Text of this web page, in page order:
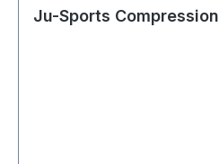
Ju-Sports